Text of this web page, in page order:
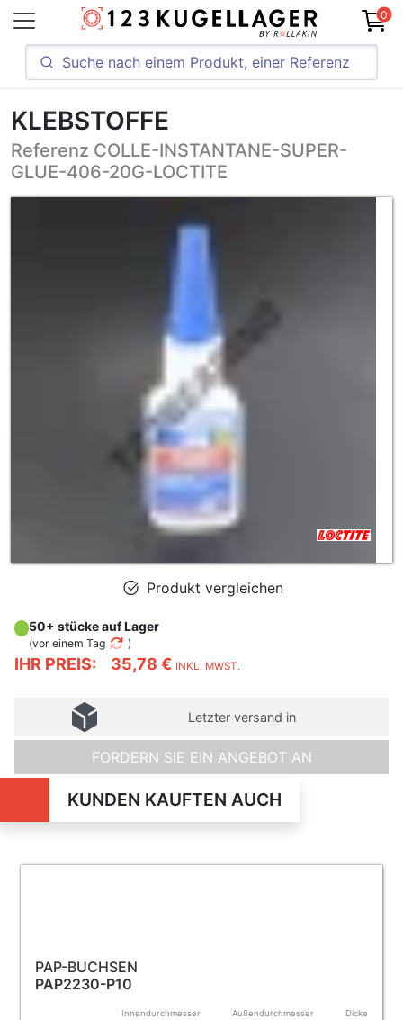
0
KLEBSTOFFE
Referenz COLLE-INSTANTANE-SUPER-
GLUE-406-20G-LOCTITE
Produkt vergleichen
IHR PREIS: 35,78 € INKL. MWST.
50+ stücke auf Lager
(vor einem Tag )
Letzter versand in
FORDERN SIE EIN ANGEBOT AN
KUNDEN KAUFTEN AUCH
PAP-BUCHSEN
PAP2230-P10
Innendurchmesser Außendurchmesser Dicke